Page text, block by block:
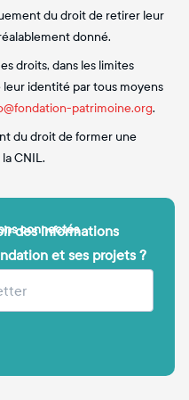
du droit de retirer leur
donné.
droits, dans les limites
identité par tous moyens
patrimoine.org.
du droit de former une
CNIL.
des informations
et ses projets ?
connectés